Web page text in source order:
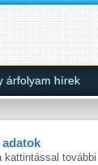
árfolyam hírek